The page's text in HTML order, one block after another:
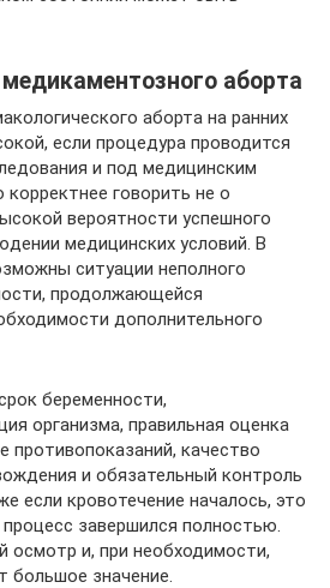
аборта
аборта на ранних
если процедура проводится
и под медицинским
говорить не о
вероятности успешного
медицинских условий. В
ситуации неполного
продолжающейся
дополнительного
беременности,
организма, правильная оценка
противопоказаний, качество
и обязательный контроль
если кровотечение началось, это
завершился полностью.
осмотр и, при необходимости,
значение.